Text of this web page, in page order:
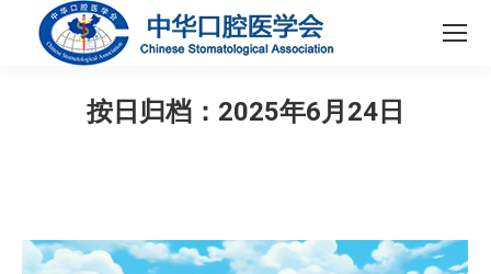
按日归档： 2025年6月24日